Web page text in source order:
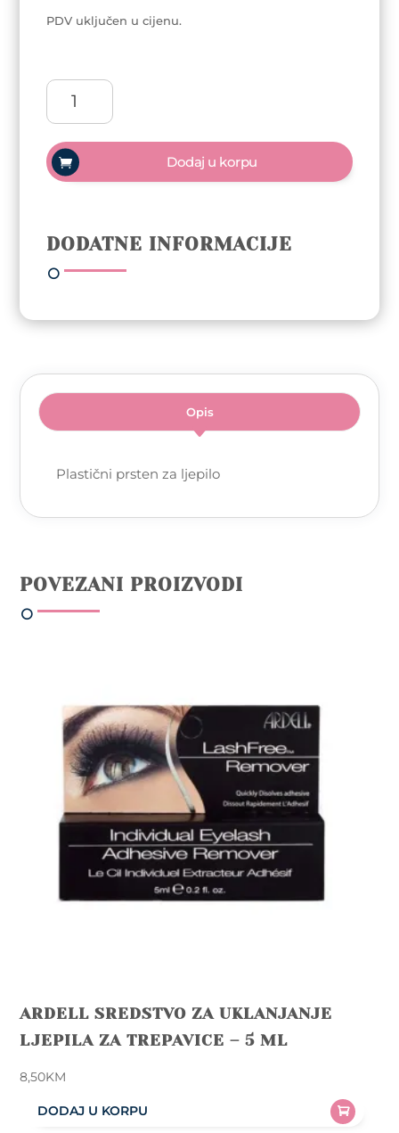
PDV uključen u cijenu.
Plastični
prsten
za
ljepilo
količina
Dodaj u korpu
DODATNE INFORMACIJE
Opis
Plastični prsten za ljepilo
POVEZANI PROIZVODI
ARDELL SREDSTVO ZA UKLANJANJE
LJEPILA ZA TREPAVICE – 5 ML
8,50KM
DODAJ U KORPU